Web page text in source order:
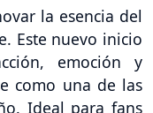
la esencia del
Este nuevo inicio
emoción y
como una de las
Ideal para fans